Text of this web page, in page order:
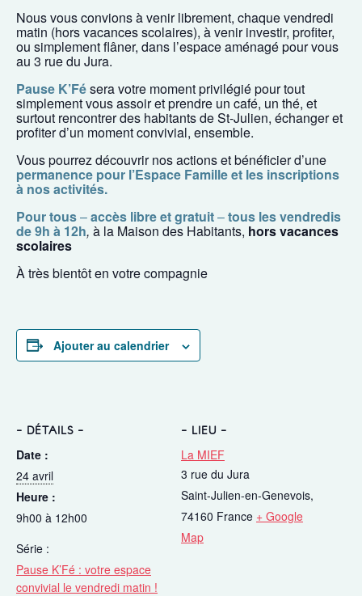
Nous vous convions à venir librement, chaque vendredi
matin (hors vacances scolaires), à venir investir, profiter,
ou simplement flâner, dans l’espace aménagé pour vous
au 3 rue du Jura.
Pause K’Fésera votre moment privilégié pour tout
simplement vous assoir et prendre un café, un thé, et
surtout rencontrer des habitants de St-Julien, échanger et
profiter d’un moment convivial, ensemble.
Vous pourrez découvrir nos actions et bénéficier d’une
permanence pour l’Espace Famille et les inscriptions
à nos activités.
Pour tous–accès libre et gratuit–tous les vendredis
de 9h à 12h, à la Maison des Habitants, hors vacances
scolaires
À très bientôt en votre compagnie
Ajouter au calendrier
DÉTAILS
Date :
24 avril
Heure :
9h00 à 12h00
Série :
Pause K’Fé : votre espace
convivial le vendredi matin !
LIEU
La MIEF
3 rue du Jura
Saint-Julien-en-Genevois,
74160 France + Google
Map